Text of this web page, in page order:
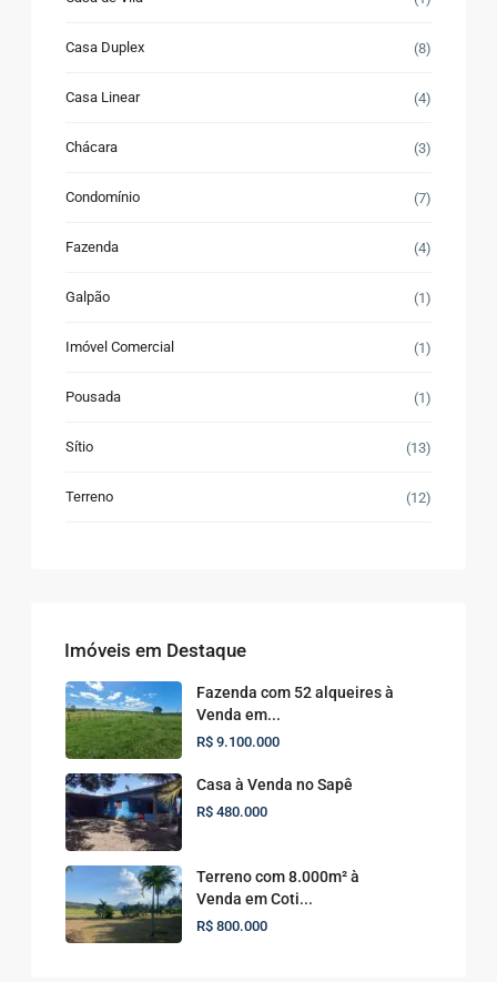
Casa Duplex (8)
Casa Linear (4)
Chácara (3)
Condomínio (7)
Fazenda (4)
Galpão (1)
Imóvel Comercial (1)
Pousada (1)
Sítio (13)
Terreno (12)
Imóveis em Destaque
Fazenda com 52 alqueires à
Venda em...
R$ 9.100.000
Casa à Venda no Sapê
R$ 480.000
Terreno com 8.000m² à
Venda em Coti...
R$ 800.000